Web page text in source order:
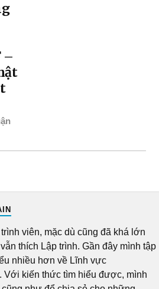
–
viên, mặc dù cũng đã khá lớn
thích Lập trình. Gần đây mình tập
nhiều hơn về Lĩnh vực
Với kiến thức tìm hiểu được, mình